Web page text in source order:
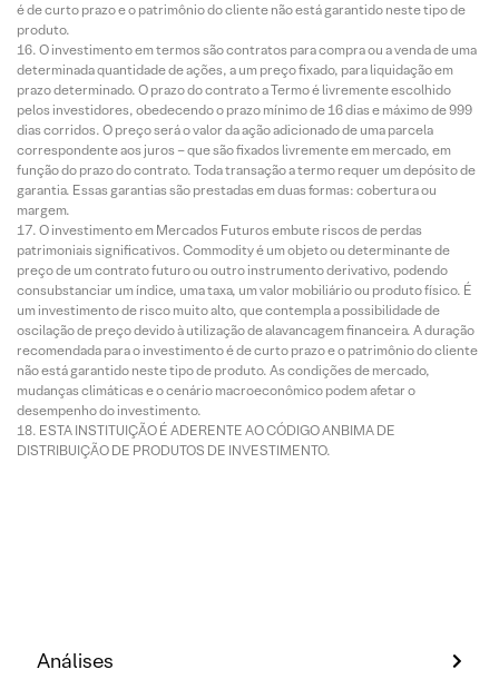
é de curto prazo e o patrimônio do cliente não está garantido neste tipo de
produto.
O investimento em termos são contratos para compra ou a venda de uma
determinada quantidade de ações, a um preço fixado, para liquidação em
prazo determinado. O prazo do contrato a Termo é livremente escolhido
pelos investidores, obedecendo o prazo mínimo de 16 dias e máximo de 999
dias corridos. O preço será o valor da ação adicionado de uma parcela
correspondente aos juros – que são fixados livremente em mercado, em
função do prazo do contrato. Toda transação a termo requer um depósito de
garantia. Essas garantias são prestadas em duas formas: cobertura ou
margem.
O investimento em Mercados Futuros embute riscos de perdas
patrimoniais significativos. Commodity é um objeto ou determinante de
preço de um contrato futuro ou outro instrumento derivativo, podendo
consubstanciar um índice, uma taxa, um valor mobiliário ou produto físico. É
um investimento de risco muito alto, que contempla a possibilidade de
oscilação de preço devido à utilização de alavancagem financeira. A duração
recomendada para o investimento é de curto prazo e o patrimônio do cliente
não está garantido neste tipo de produto. As condições de mercado,
mudanças climáticas e o cenário macroeconômico podem afetar o
desempenho do investimento.
ESTA INSTITUIÇÃO É ADERENTE AO CÓDIGO ANBIMA DE
DISTRIBUIÇÃO DE PRODUTOS DE INVESTIMENTO.
Análises